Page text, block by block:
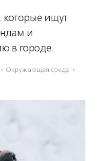
ищут
и
в городе.
· Окружающая среда ·